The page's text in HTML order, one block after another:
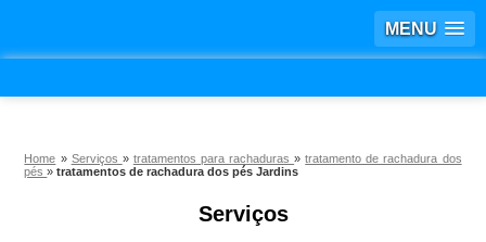
MENU
Home » Serviços » tratamentos para rachaduras»tratamento de rachadura dos
pés»tratamentos de rachadura dos pés Jardins
Serviços